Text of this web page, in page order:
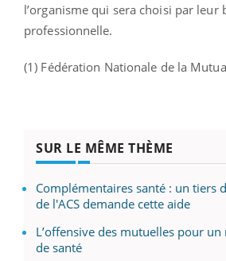
l’organisme qui sera choisi par leur
professionnelle.
(1) Fédération Nationale de la
SUR LE MÊME THÈME
Complémentaires santé : un tiers
de l'ACS demande cette aide
L’offensive des mutuelles pour
de santé